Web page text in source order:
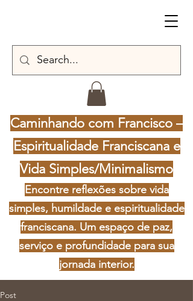
Caminhando com Francisco –
Espiritualidade Franciscana e
Vida Simples/Minimalismo
Encontre reflexões sobre vida
simples, humildade e espiritualidade
franciscana. Um espaço de paz,
serviço e profundidade para sua
jornada interior.
Post